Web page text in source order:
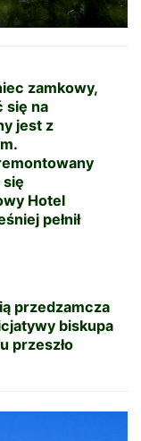
zamkowy,
się na
jest z
Hotel
pełnił
przedzamcza
biskupa
przeszło